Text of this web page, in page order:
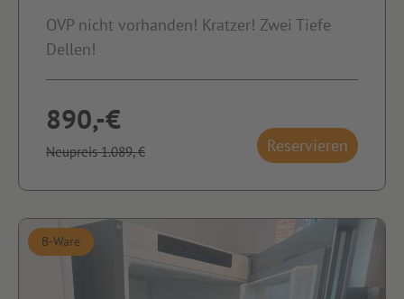
OVP nicht vorhanden! Kratzer! Zwei Tiefe
Dellen!
890,-€
Neupreis 1.089,-€ Reservieren
B-Ware